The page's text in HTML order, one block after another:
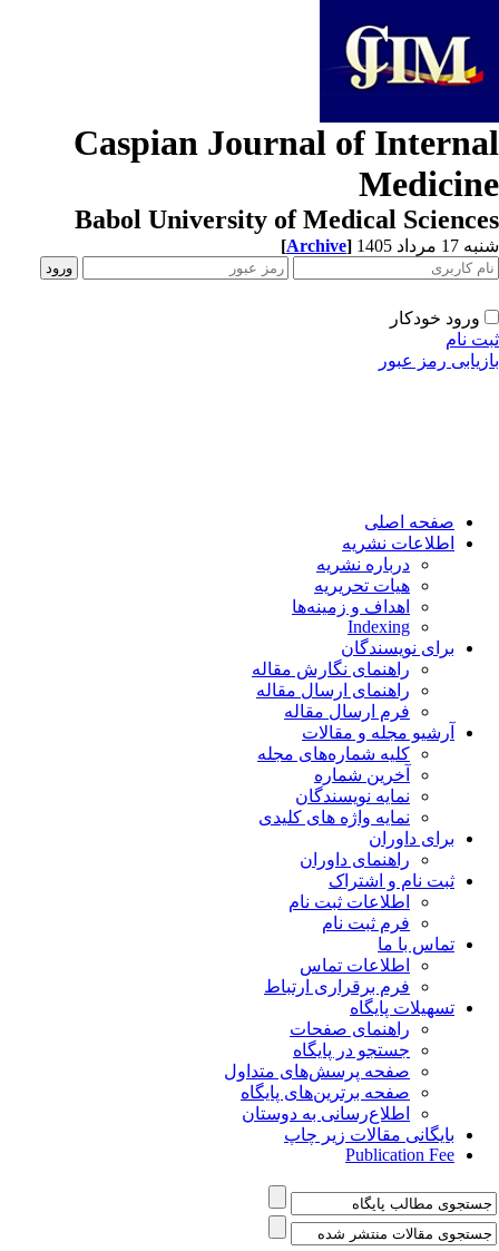
Caspian Journal of
Babol University of Medical
مرداد 1405 [Archive]
ورود خودکار
نام
رمز عبور
صفحه اصلی
اطلاعات نشریه
درباره نشریه
هیات تحریریه
اهداف و زمینه‌ها
Indexing
برای نویسندگان
راهنمای نگارش مقاله
راهنمای ارسال مقاله
فرم ارسال مقاله
آرشیو مجله و مقالات
کلیه شماره‌های مجله
آخرین شماره
نمایه نویسندگان
نمایه واژه های کلیدی
برای داوران
راهنمای داوران
ثبت نام و اشتراک
اطلاعات ثبت نام
فرم ثبت نام
تماس با ما
اطلاعات تماس
فرم برقراری ارتباط
تسهیلات پایگاه
راهنمای صفحات
جستجو در پایگاه
صفحه پرسش‌های متداول
صفحه برترین‌های پایگاه
اطلاع‌رسانی به دوستان
بایگانی مقالات زیر چاپ
Publication Fee